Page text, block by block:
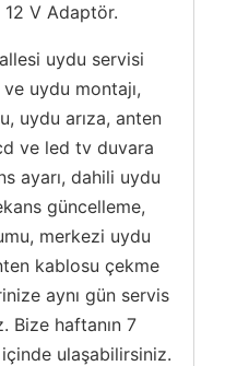
12 V Adaptör.
uydu servisi
uydu montajı,
uydu arıza, anten
ve led tv duvara
ayarı, dahili uydu
güncelleme,
merkezi uydu
kablosu çekme
aynı gün servis
Bize haftanın 7
ulaşabilirsiniz.